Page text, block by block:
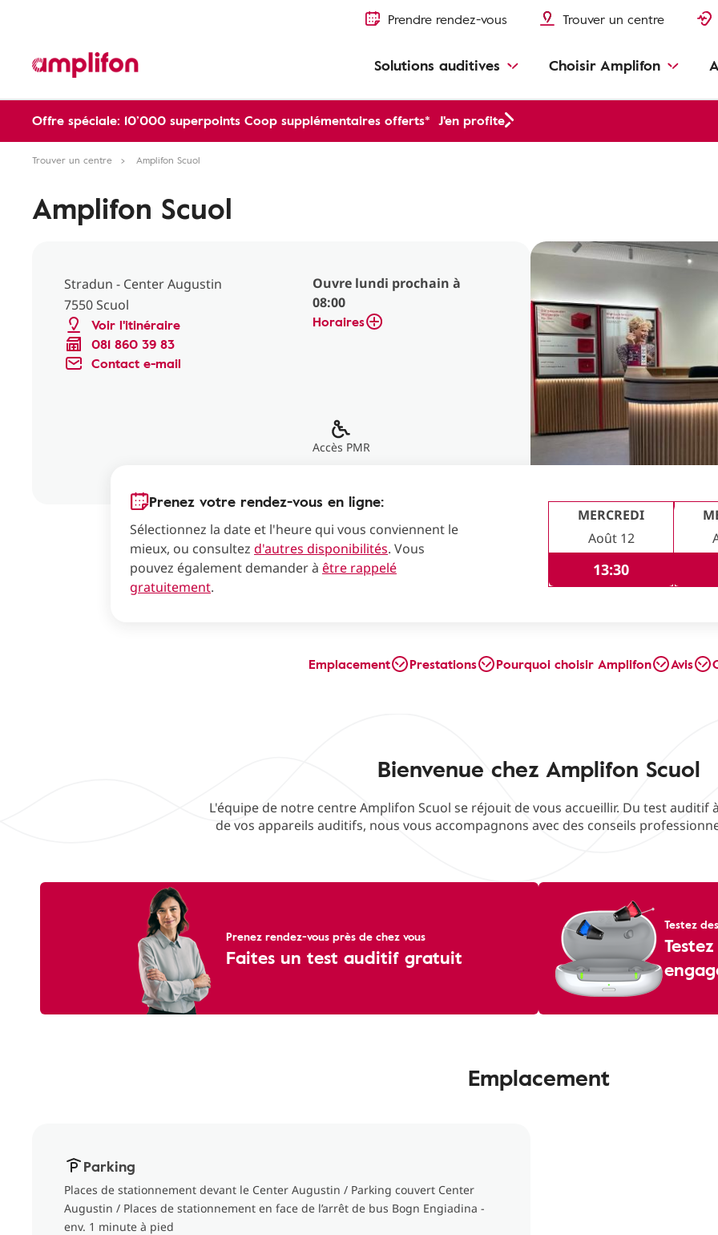
Prendre rendez-vous Trouver un centre
Solutions auditives Choisir Amplifon
Offre spéciale: 10’000 superpoints Coop supplémentaires offerts* J'en profite
Trouver un centre Amplifon Scuol
Amplifon Scuol
Stradun - Center Augustin
7550 Scuol
Voir l'itinéraire
081 860 39 83
Contact e-mail
Ouvre lundi prochain à
08:00
Horaires
Accès PMR
Prenez votre rendez-vous en ligne:
Sélectionnez la date et l'heure qui vous conviennent le
mieux, ou consultez d'autres disponibilités. Vous
pouvez également demander à être rappelé
gratuitement.
MERCREDI
Août 12
13:30
Emplacement Prestations Pourquoi choisir Amplifon Avis
Bienvenue chez Amplifon Scuol
L'équipe de notre centre Amplifon Scuol se réjouit de vous accueillir. Du test auditif
de vos appareils auditifs, nous vous accompagnons avec des conseils
Prenez rendez-vous près de chez vous
Faites un test auditif gratuit
Testez
Emplacement
Parking
Places de stationnement devant le Center Augustin / Parking couvert Center
Augustin / Places de stationnement en face de l’arrêt de bus Bogn Engiadina -
env. 1 minute à pied